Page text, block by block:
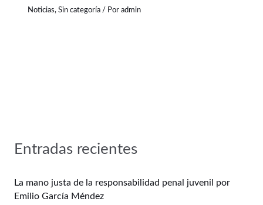
Noticias,Sin categoría / Poradmin
Entradas recientes
La mano justa de la responsabilidad penal juvenil por
Emilio García Méndez